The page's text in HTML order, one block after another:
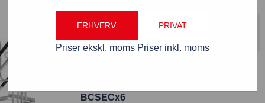
Gratis fragt
Fordi varen koster over 800 kr. ekskl. moms
BCSECx6
ERHVERV
Priser ekskl. moms
PRIVAT
Priser inkl. moms